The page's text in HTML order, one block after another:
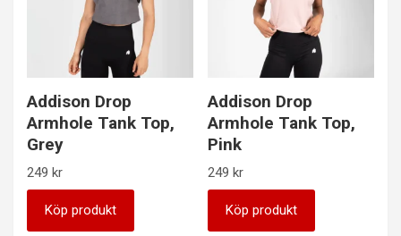
Addison Drop
Armhole Tank Top,
Grey
249 kr
Köp produkt
Addison Drop
Armhole Tank Top,
Pink
249 kr
Köp produkt